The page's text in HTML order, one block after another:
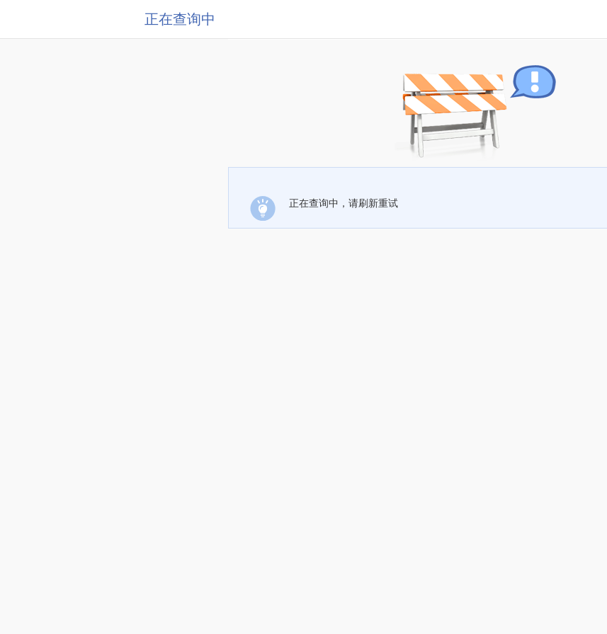
正在查询中
正在查询中，请刷新重试